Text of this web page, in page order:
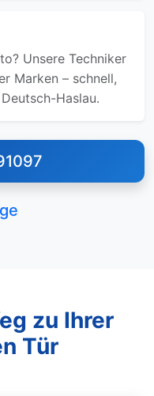
Unsere Techniker
Marken – schnell,
Haslau.
zu Ihrer
Tür